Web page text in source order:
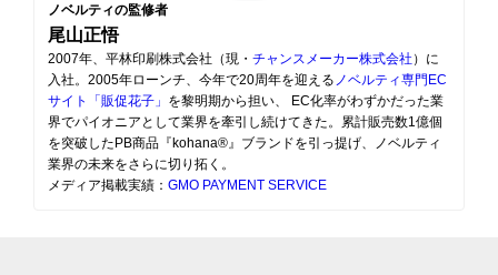
ノベルティの監修者
尾山正悟
2007年、平林印刷株式会社（現・ チャンスメーカー株式会社 ）に
入社。2005年ローンチ、今年で20周年を迎える ノベルティ専門EC
サイト「販促花子」 を黎明期から担い、 EC化率がわずかだった業
界でパイオニアとして業界を牽引し続けてきた。累計販売数1億個
を突破したPB商品『kohana®』ブランドを引っ提げ、ノベルティ
業界の未来をさらに切り拓く。
メディア掲載実績： GMO PAYMENT SERVICE